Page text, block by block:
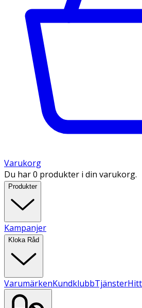
Varukorg
Du har 0 produkter i din varukorg.
Produkter
Kampanjer
Kloka Råd
VarumärkenKundklubbTjänster